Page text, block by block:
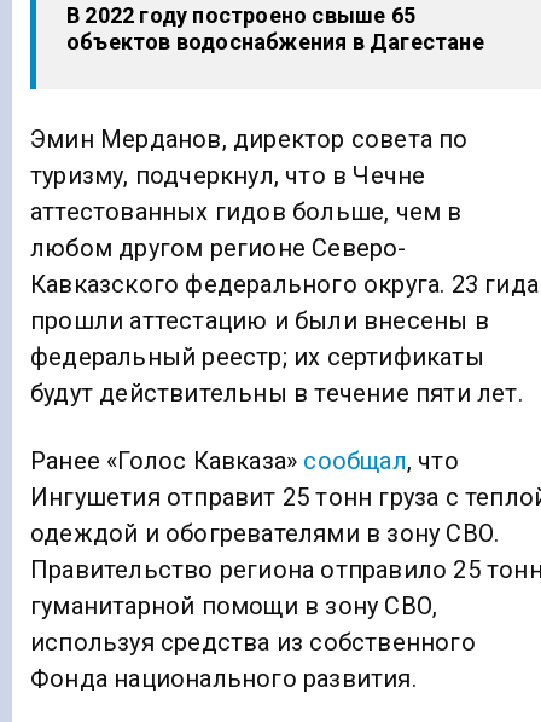
В 2022 году построено свыше 65
объектов водоснабжения в Дагестане
Эмин Мерданов, директор совета по
туризму, подчеркнул, что в Чечне
аттестованных гидов больше, чем в
любом другом регионе Северо-
Кавказского федерального округа. 23 гида
прошли аттестацию и были внесены в
федеральный реестр; их сертификаты
будут действительны в течение пяти лет.
Ранее «Голос Кавказа» сообщал, что
Ингушетия отправит 25 тонн груза с
одеждой и обогревателями в зону СВО.
Правительство региона отправило 25
гуманитарной помощи в зону СВО,
используя средства из собственного
Фонда национального развития.